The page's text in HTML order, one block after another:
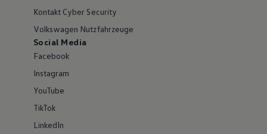
Kontakt Cyber Security
Volkswagen Nutzfahrzeuge
Social Media
Facebook
Instagram
YouTube
TikTok
LinkedIn